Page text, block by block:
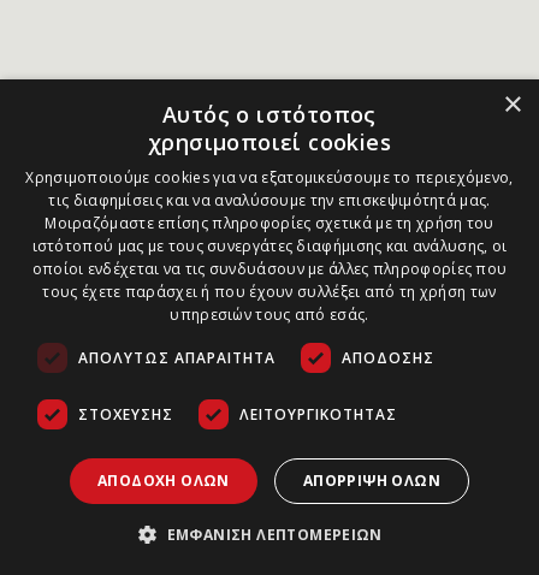
×
Αυτός ο ιστότοπος
χρησιμοποιεί cookies
Χρησιμοποιούμε cookies για να εξατομικεύσουμε το περιεχόμενο,
τις διαφημίσεις και να αναλύσουμε την επισκεψιμότητά μας.
Μοιραζόμαστε επίσης πληροφορίες σχετικά με τη χρήση του
ιστότοπού μας με τους συνεργάτες διαφήμισης και ανάλυσης, οι
οποίοι ενδέχεται να τις συνδυάσουν με άλλες πληροφορίες που
τους έχετε παράσχει ή που έχουν συλλέξει από τη χρήση των
υπηρεσιών τους από εσάς.
ΑΠΟΛΎΤΩΣ ΑΠΑΡΑΊΤΗΤΑ ΑΠΌΔΟΣΗΣ
ΣΤΌΧΕΥΣΗΣ ΛΕΙΤΟΥΡΓΙΚΌΤΗΤΑΣ
ΑΠΟΔΟΧΉ ΌΛΩΝ ΑΠΌΡΡΙΨΗ ΌΛΩΝ
ΕΜΦΆΝΙΣΗ ΛΕΠΤΟΜΕΡΕΙΏΝ